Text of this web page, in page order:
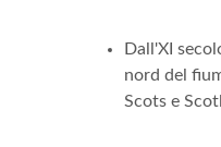
Dall'XI
nord del
Scots e